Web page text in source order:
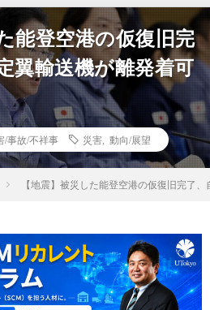
能登空港の仮復旧完
翼輸送機が離発着可
/事故/不祥事 災害 動向/展望
【地震】被災した能登空港の仮復旧完了